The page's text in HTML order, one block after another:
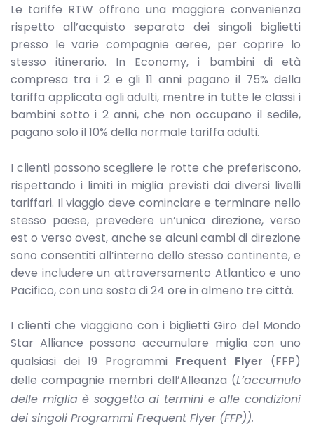
Le tariffe RTW offrono una maggiore convenienza
rispetto all’acquisto separato dei singoli biglietti
presso le varie compagnie aeree, per coprire lo
stesso itinerario. In Economy, i bambini di età
compresa tra i 2 e gli 11 anni pagano il 75% della
tariffa applicata agli adulti, mentre in tutte le classi i
bambini sotto i 2 anni, che non occupano il sedile,
pagano solo il 10% della normale tariffa adulti.
I clienti possono scegliere le rotte che preferiscono,
rispettando i limiti in miglia previsti dai diversi livelli
tariffari. Il viaggio deve cominciare e terminare nello
stesso paese, prevedere un’unica direzione, verso
est o verso ovest, anche se alcuni cambi di direzione
sono consentiti all’interno dello stesso continente, e
deve includere un attraversamento Atlantico e uno
Pacifico, con una sosta di 24 ore in almeno tre città.
I clienti che viaggiano con i biglietti Giro del Mondo
Star Alliance possono accumulare miglia con uno
qualsiasi dei 19 Programmi Frequent Flyer (FFP)
delle compagnie membri dell’Alleanza (L’accumulo
delle miglia è soggetto ai termini e alle condizioni
dei singoli Programmi Frequent Flyer (FFP)).